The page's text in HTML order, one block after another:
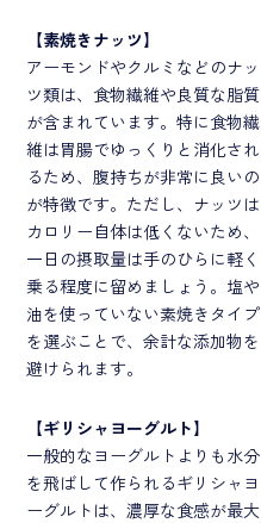
【素焼きナッツ】
アーモンドやクルミなどのナッ
ツ類は、食物繊維や良質な脂質
が含まれています。特に食物繊
維は胃腸でゆっくりと消化され
るため、腹持ちが非常に良いの
が特徴です。ただし、ナッツは
カロリー自体は低くないため、
一日の摂取量は手のひらに軽く
乗る程度に留めましょう。塩や
油を使っていない素焼きタイプ
を選ぶことで、余計な添加物を
避けられます。
【ギリシャヨーグルト】
一般的なヨーグルトよりも水分
を飛ばして作られるギリシャヨ
ーグルトは、濃厚な食感が最大